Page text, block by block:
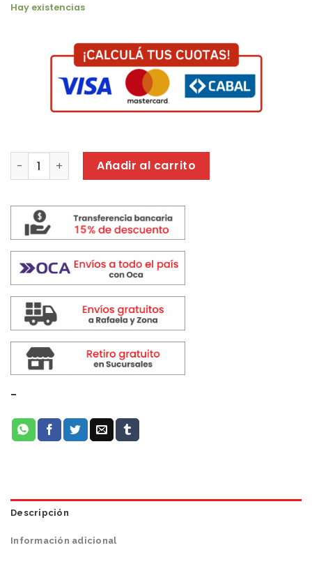
Hay existencias
BATIDORA DE MANO LILIANA AAB101 VUELTY 450W cantidad
Añadir al carrito
-
Descripción
Información adicional